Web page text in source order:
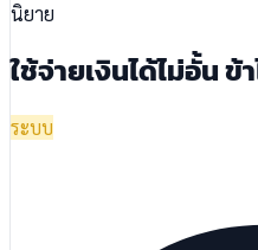
นิยาย
ใช้จ่ายเงินได้ไม่อั้น
ระบบ